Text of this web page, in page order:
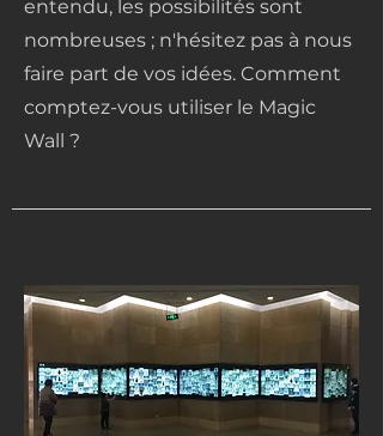
entendu, les possibilités sont
nombreuses ; n'hésitez pas à nous
faire part de vos idées. Comment
comptez-vous utiliser le Magic
Wall ?